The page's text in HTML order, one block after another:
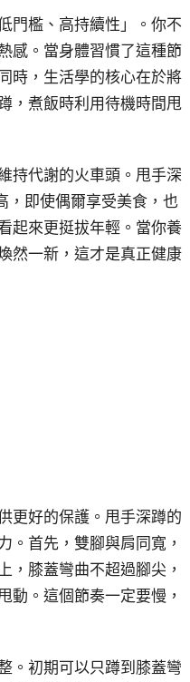
門檻、高持續性」。你不
感。當身體習慣了這種節
時，生活學的核心在於將
，煮飯時利用待機時間甩
持代謝的火車頭。甩手深
即使偶爾享受美食，也
起來更挺拔年輕。當你養
然一新，這才是真正健康
更好的保護。甩手深蹲的
。首先，雙腳與肩同寬，
，膝蓋彎曲不超過腳尖，
動。這個節奏一定要慢，
。初期可以只蹲到膝蓋彎